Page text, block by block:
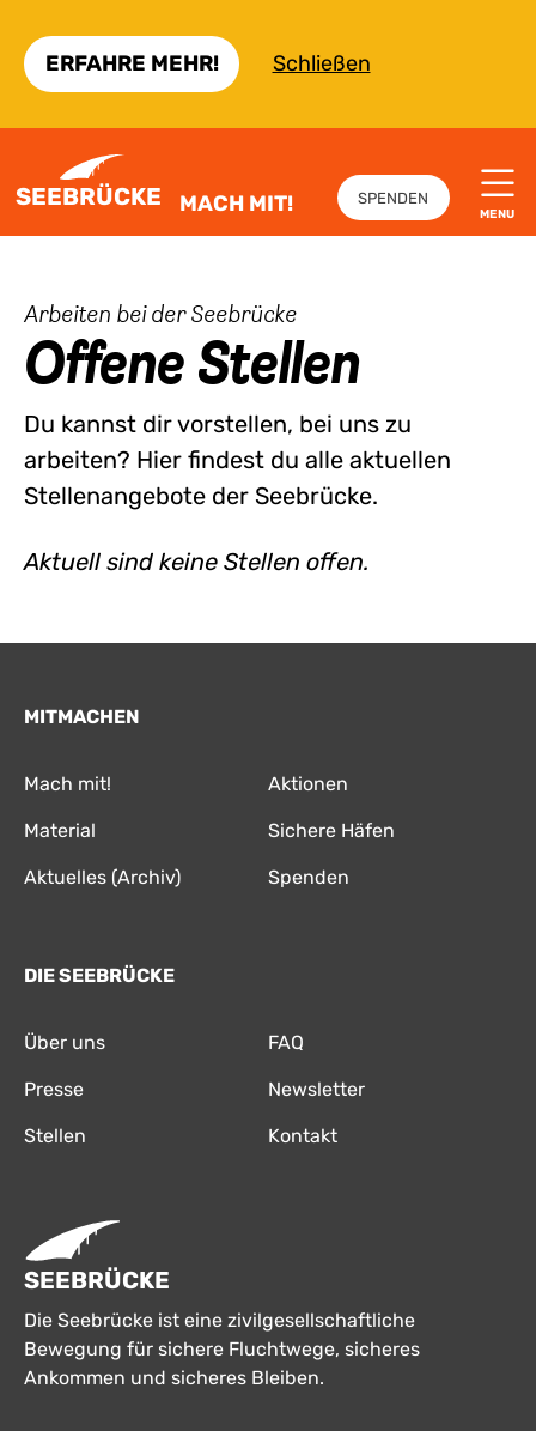
ERFAHRE MEHR! Schließen
SEEBRÜCKE MACH MIT! SPENDEN
MENU
Arbeiten bei der Seebrücke:
Offene Stellen
Du kannst dir vorstellen, bei uns zu
arbeiten? Hier findest du alle aktuellen
Stellenangebote der Seebrücke.
Aktuell sind keine Stellen offen.
MITMACHEN
Mach mit! Aktionen
Material Sichere Häfen
Aktuelles (Archiv) Spenden
DIE SEEBRÜCKE
Über uns FAQ
Presse Newsletter
Stellen Kontakt
SEEBRÜCKE
Die Seebrücke ist eine zivilgesellschaftliche
Bewegung für sichere Fluchtwege, sicheres
Ankommen und sicheres Bleiben.